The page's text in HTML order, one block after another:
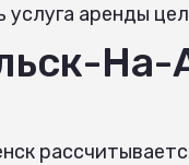
аренды